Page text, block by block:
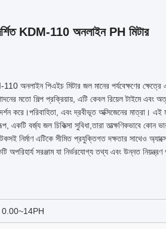
KDM-110 অনলাইন PH মিটার
অনলাইন পিএইচ মিটার জল মানের পর্যবেক্ষণের
মতো শিল্প প্রক্রিয়ায়, এটি কেবল রিয়েল টাইমে এবং
করে।পরিবাহিতা, এবং দ্রবীভূত অক্সিজেনের মাত্রা। এই
একটি বর্জ্য জল চিকিত্সা সুবিধা,তারা তাত্ক্ষণিকভাবে
টেকসই নির্মাণ এটিকে সীমিত প্রযুক্তিগত দক্ষতার সাথেও
সরঞ্জাম যা নির্ভরযোগ্য তথ্য এবং উন্নত নিয়ন্ত্রণ
0.00~14PH